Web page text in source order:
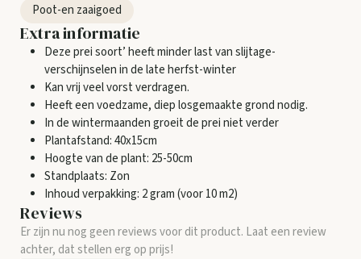
Poot-en zaaigoed
Extra informatie
Deze prei soort’ heeft minder last van slijtage-
verschijnselen in de late herfst-winter
Kan vrij veel vorst verdragen.
Heeft een voedzame, diep losgemaakte grond nodig.
In de wintermaanden groeit de prei niet verder
Plantafstand: 40x15cm
Hoogte van de plant: 25-50cm
Standplaats: Zon
Inhoud verpakking: 2 gram (voor 10 m2)
Reviews
Er zijn nu nog geen reviews voor dit product. Laat een review
achter, dat stellen erg op prijs!